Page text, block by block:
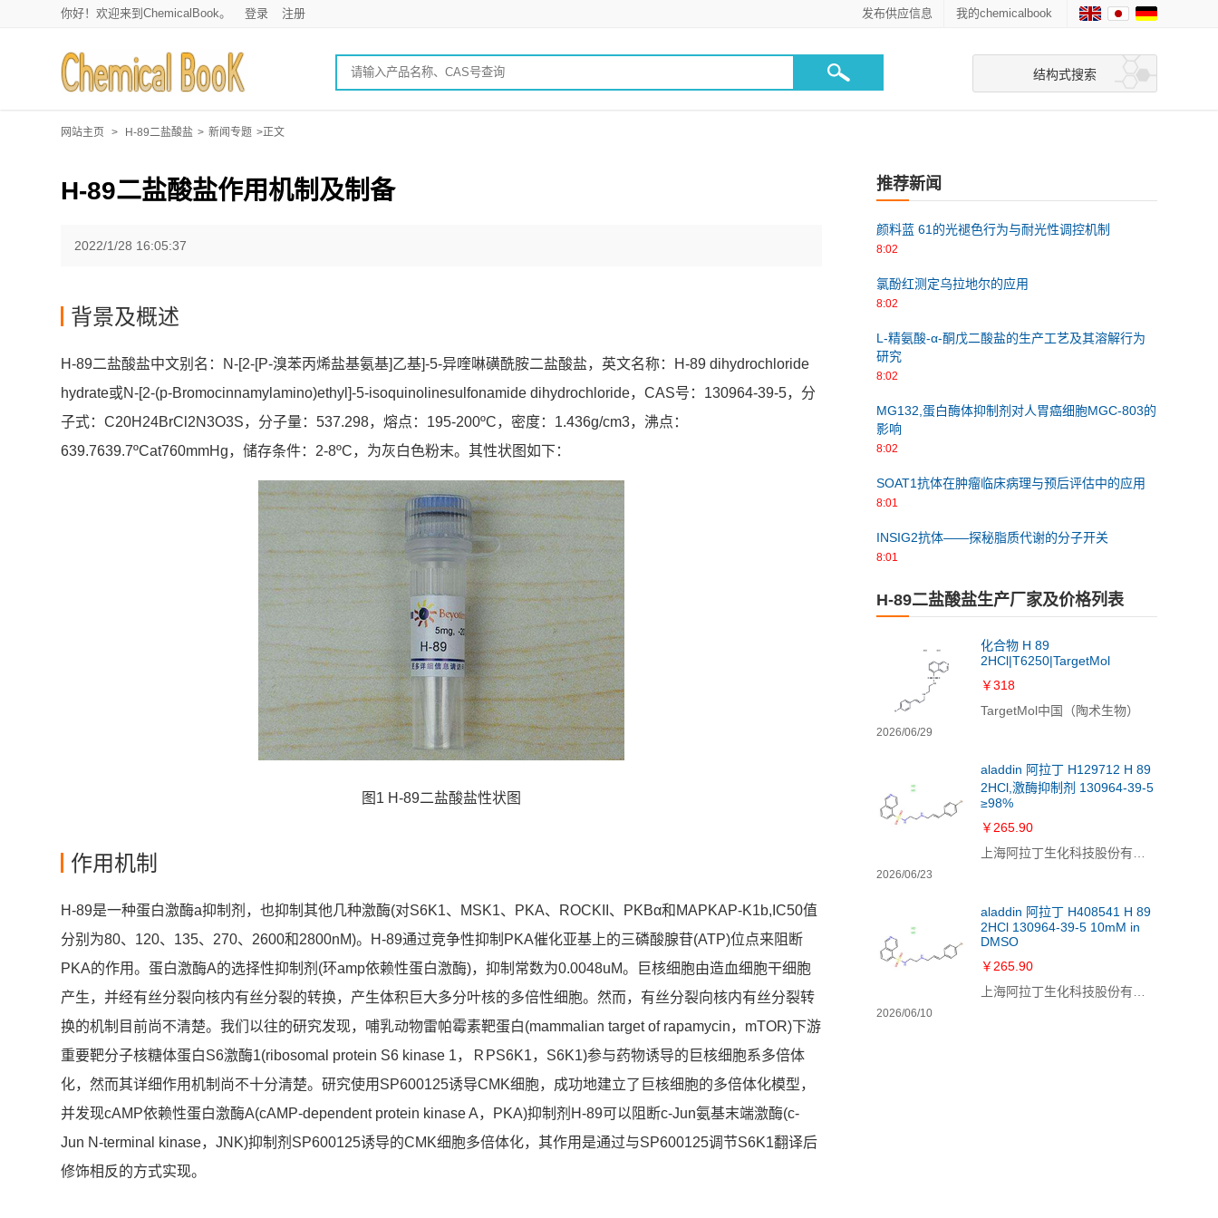
你好！欢迎来到ChemicalBook。 登录 注册 我的chemicalbook
发布供应信息
结构式搜索
网站主页 > H-89二盐酸盐 > 新闻专题 >正文
H-89二盐酸盐作用机制及制备
2022/1/28 16:05:37
背景及概述
H-89二盐酸盐中文别名：N-[2-[P-溴苯丙烯盐基氨基]乙基]-5-异喹啉磺酰胺二盐酸盐，英文名称：H-89 dihydrochloride
hydrate或N-[2-(p-Bromocinnamylamino)ethyl]-5-isoquinolinesulfonamide dihydrochloride，CAS号：130964-39-5，分
子式：C20H24BrCl2N3O3S，分子量：537.298，熔点：195-200ºC，密度：1.436g/cm3，沸点：
639.7639.7ºCat760mmHg，储存条件：2-8ºC，为灰白色粉末。其性状图如下：
图1 H-89二盐酸盐性状图
作用机制
H-89是一种蛋白激酶a抑制剂，也抑制其他几种激酶(对S6K1、MSK1、PKA、ROCKII、PKBα和MAPKAP-K1b,IC50值
分别为80、120、135、270、2600和2800nM)。H-89通过竞争性抑制PKA催化亚基上的三磷酸腺苷(ATP)位点来阻断
PKA的作用。蛋白激酶A的选择性抑制剂(环amp依赖性蛋白激酶)，抑制常数为0.0048uM。巨核细胞由造血细胞干细胞
产生，并经有丝分裂向核内有丝分裂的转换，产生体积巨大多分叶核的多倍性细胞。然而，有丝分裂向核内有丝分裂转
换的机制目前尚不清楚。我们以往的研究发现，哺乳动物雷帕霉素靶蛋白(mammalian target of rapamycin，mTOR)下游
重要靶分子核糖体蛋白S6激酶1(ribosomal protein S6 kinase 1，ＲPS6K1，S6K1)参与药物诱导的巨核细胞系多倍体
化，然而其详细作用机制尚不十分清楚。研究使用SP600125诱导CMK细胞，成功地建立了巨核细胞的多倍体化模型，
并发现cAMP依赖性蛋白激酶A(cAMP-dependent protein kinase A，PKA)抑制剂H-89可以阻断c-Jun氨基末端激酶(c-
Jun N-terminal kinase，JNK)抑制剂SP600125诱导的CMK细胞多倍体化，其作用是通过与SP600125调节S6K1翻译后
修饰相反的方式实现。
推荐新闻
颜料蓝 61的光褪色行为与耐光性调控机制
8:02
氯酚红测定乌拉地尔的应用
8:02
L-精氨酸-α-酮戊二酸盐的生产工艺及其溶解行为
研究
8:02
MG132,蛋白酶体抑制剂对人胃癌细胞MGC-803的
影响
8:02
SOAT1抗体在肿瘤临床病理与预后评估中的应用
8:01
INSIG2抗体——探秘脂质代谢的分子开关
8:01
H-89二盐酸盐生产厂家及价格列表
化合物 H 89
2HCl|T6250|TargetMol
￥318
TargetMol中国（陶术生物）
2026/06/29
aladdin 阿拉丁 H129712 H 89
2HCl,激酶抑制剂 130964-39-5
≥98%
￥265.90
2026/06/23
aladdin 阿拉丁 H408541 H 89
2HCl 130964-39-5 10mM in
DMSO
￥265.90
2026/06/10